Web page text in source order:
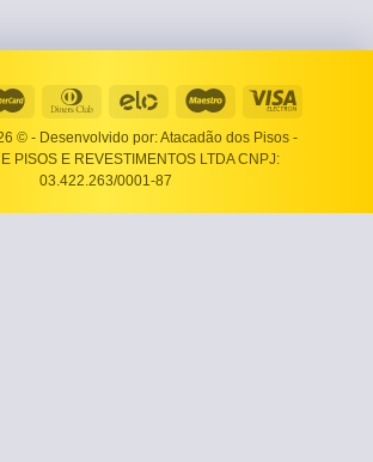
© - Desenvolvido por: Atacadão dos Pisos -
PISOS E REVESTIMENTOS LTDA CNPJ:
03.422.263/0001-87